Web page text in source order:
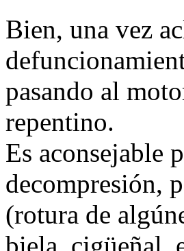
Bien, una vez
pasando al
repentino.
Es aconsejable
decompresión,
(rotura de